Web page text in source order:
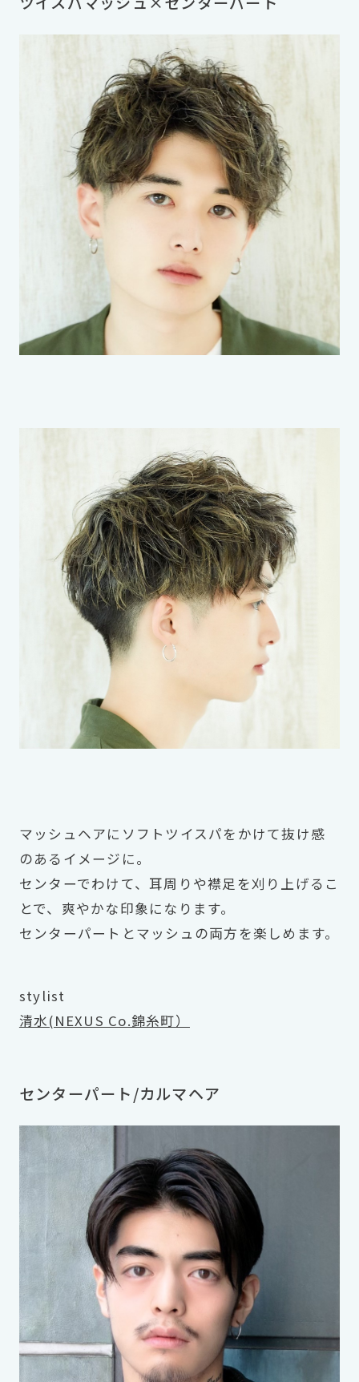
マッシュヘアにソフトツイスパをかけて抜け感
のあるイメージに。
センターでわけて、耳周りや襟足を刈り上げるこ
とで、爽やかな印象になります。
センターパートとマッシュの両方を楽しめます。
stylist
清水(NEXUS Co.錦糸町）
センターパート/カルマヘア